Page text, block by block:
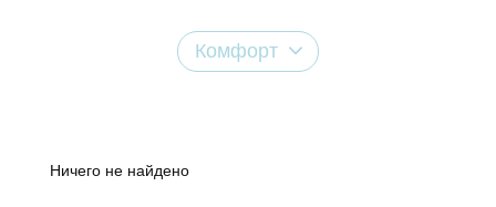
Комфорт
Ничего не найдено